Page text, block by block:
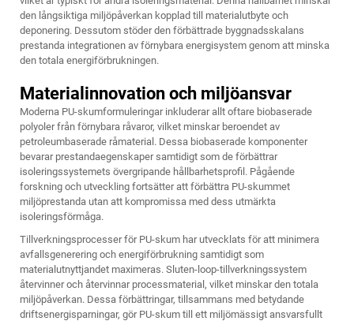
den långsiktiga miljöpåverkan kopplad till materialutbyte och
deponering. Dessutom stöder den förbättrade byggnadsskalans
prestanda integrationen av förnybara energisystem genom att minska
den totala energiförbrukningen.
Materialinnovation och miljöansvar
Moderna PU-skumformuleringar inkluderar allt oftare biobaserade
polyoler från förnybara råvaror, vilket minskar beroendet av
petroleumbaserade råmaterial. Dessa biobaserade komponenter
bevarar prestandaegenskaper samtidigt som de förbättrar
isoleringssystemets övergripande hållbarhetsprofil. Pågående
forskning och utveckling fortsätter att förbättra PU-skummet
miljöprestanda utan att kompromissa med dess utmärkta
isoleringsförmåga.
Tillverkningsprocesser för PU-skum har utvecklats för att minimera
avfallsgenerering och energiförbrukning samtidigt som
materialutnyttjandet maximeras. Sluten-loop-tillverkningssystem
återvinner och återvinnar processmaterial, vilket minskar den totala
miljöpåverkan. Dessa förbättringar, tillsammans med betydande
driftsenergisparningar, gör PU-skum till ett miljömässigt ansvarsfullt